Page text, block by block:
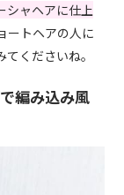
シャヘアに仕上
ートヘアの人に
くださいね。
編み込み風